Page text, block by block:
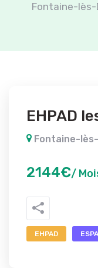
Fontaine-lès-
EHPAD
Fontaine-lès-
2144€/
EHPAD